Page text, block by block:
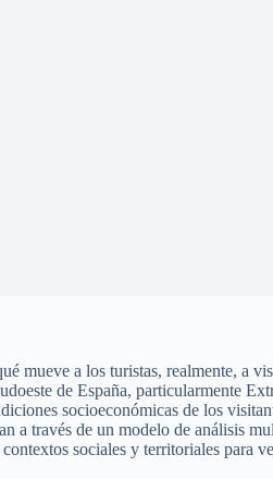
mueve a los turistas, realmente, a
de España, particularmente
socioeconómicas de los
a través de un modelo de análisis
sociales y territoriales para